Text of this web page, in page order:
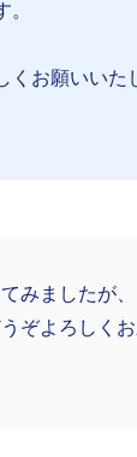
お願いいた
みましたが
ぞよろしくお